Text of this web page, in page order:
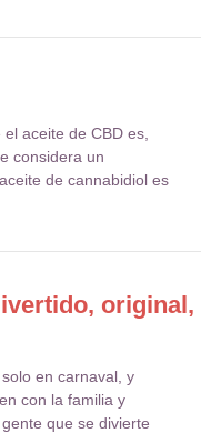
aceite de CBD es,
considera un
de cannabidiol es
original,
en carnaval, y
con la familia y
que se divierte